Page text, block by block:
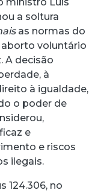
a soltura
as normas do
voluntário
A decisão
à
à igualdade,
o poder de
e
e riscos
ilegais.
124.306, no